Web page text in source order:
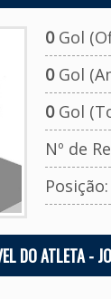
0Gol
0Gol
0Gol
Nº de
Posição:
DO ATLETA -